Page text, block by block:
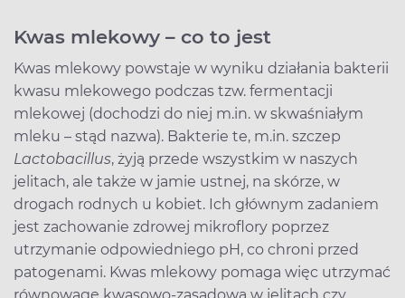
Kwas mlekowy – co to jest
Kwas mlekowy powstaje w wyniku działania bakterii
kwasu mlekowego podczas tzw. fermentacji
mlekowej (dochodzi do niej m.in. w skwaśniałym
mleku – stąd nazwa). Bakterie te, m.in. szczep
Lactobacillus, żyją przede wszystkim w naszych
jelitach, ale także w jamie ustnej, na skórze, w
drogach rodnych u kobiet. Ich głównym zadaniem
jest zachowanie zdrowej mikroflory poprzez
utrzymanie odpowiedniego pH, co chroni przed
patogenami. Kwas mlekowy pomaga więc utrzymać